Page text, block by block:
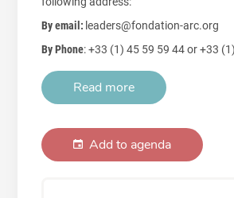
By email: leaders@fondation-arc.org
By Phone: +33 (1) 45 59 59 44 or +33
Read more
Add to agenda